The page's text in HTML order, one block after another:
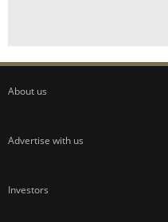
About us
Advertise with us
Investors